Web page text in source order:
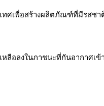
ศเพื่อสร้างผลิตภัณฑ์ที่มีรสช
อลงในภาชนะที่กันอากาศเ